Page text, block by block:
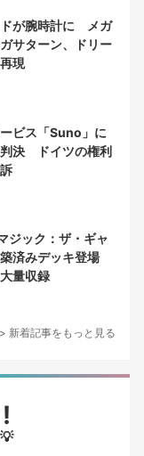
が腕時計に メガ
サターン、ドリー
現
ビス「Suno」に
決 ドイツの権利
ジック：ザ・ギャ
済みデッキ登場
量収録
> 新着記事をもっと見る